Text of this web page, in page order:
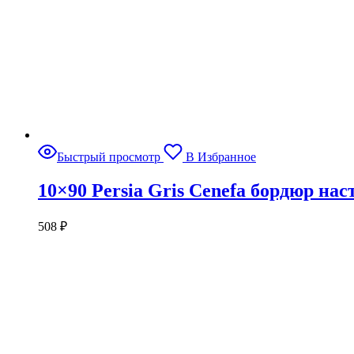
Быстрый просмотр В Избранное
10×90 Persia Gris Cenefa бордюр
508 ₽